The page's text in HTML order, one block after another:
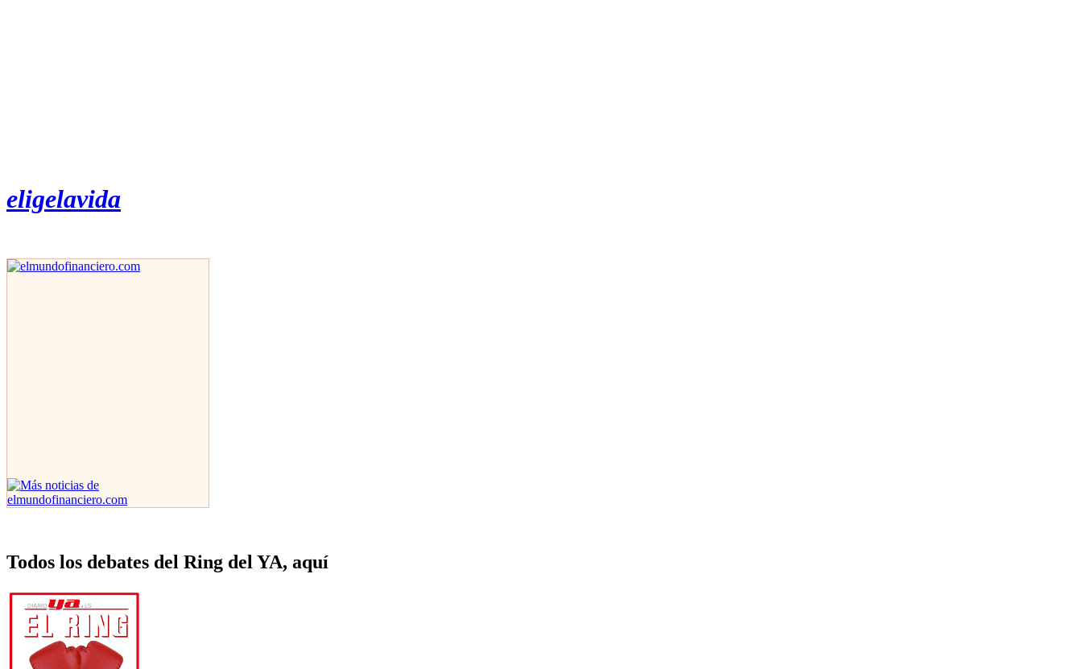
eligelavida
Todos los debates del Ring del YA, aquí